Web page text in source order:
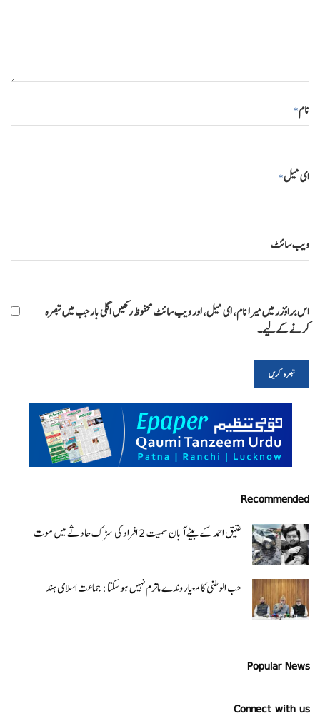
نام*
ای میل*
ویب‌ سائٹ
اس براؤزر میں میرا نام، ای میل، اور ویب سائٹ محفوظ رکھیں اگلی بار جب میں تبصرہ
کرنے کےلیے۔
Recommended
عتیق احمد کے بیٹے آبان سمیت 2 افراد کی سڑک حادثے میں موت
حب الوطنی کا معیار وندے ماترم نہیں ہو سکتا : جماعت اسلامی ہند
Popular News
Connect with us